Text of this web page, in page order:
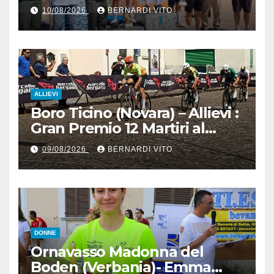
Pecognaga – Doppia gara
Esordienti – Organizzazione
Ciclo Club Guidizzolo 1977:
Fotoservizio di Paolo Biondo
10/08/2026 BERNARDI VITO
ALLIEVI
Boro Ticino (Novara) – Allievi :
Gran Premio 12 Martiri al
trentino Pietro Valenti
(Ciclistica Dro) con 1’30” sul
bergamasco Pietro resca (SC
Romanese) – Servizio
fotografico di Luciano
Pedretti
09/08/2026 BERNARDI VITO
DONNE
Ornavasso Madonna del
Boden (Verbania)- Emma